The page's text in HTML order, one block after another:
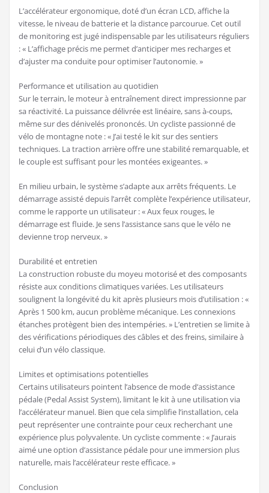
L’accélérateur ergonomique, doté d’un écran LCD, affiche la
vitesse, le niveau de batterie et la distance parcourue. Cet outil
de monitoring est jugé indispensable par les utilisateurs réguliers
: « L’affichage précis me permet d’anticiper mes recharges et
d’ajuster ma conduite pour optimiser l’autonomie. »
Performance et utilisation au quotidien
Sur le terrain, le moteur à entraînement direct impressionne par
sa réactivité. La puissance délivrée est linéaire, sans à-coups,
même sur des dénivelés prononcés. Un cycliste passionné de
vélo de montagne note : « J’ai testé le kit sur des sentiers
techniques. La traction arrière offre une stabilité remarquable, et
le couple est suffisant pour les montées exigeantes. »
En milieu urbain, le système s’adapte aux arrêts fréquents. Le
démarrage assisté depuis l’arrêt complète l’expérience utilisateur,
comme le rapporte un utilisateur : « Aux feux rouges, le
démarrage est fluide. Je sens l’assistance sans que le vélo ne
devienne trop nerveux. »
Durabilité et entretien
La construction robuste du moyeu motorisé et des composants
résiste aux conditions climatiques variées. Les utilisateurs
soulignent la longévité du kit après plusieurs mois d’utilisation : «
Après 1 500 km, aucun problème mécanique. Les connexions
étanches protègent bien des intempéries. » L’entretien se limite à
des vérifications périodiques des câbles et des freins, similaire à
celui d’un vélo classique.
Limites et optimisations potentielles
Certains utilisateurs pointent l’absence de mode d’assistance
pédale (Pedal Assist System), limitant le kit à une utilisation via
l’accélérateur manuel. Bien que cela simplifie l’installation, cela
peut représenter une contrainte pour ceux recherchant une
expérience plus polyvalente. Un cycliste commente : « J’aurais
aimé une option d’assistance pédale pour une immersion plus
naturelle, mais l’accélérateur reste efficace. »
Conclusion